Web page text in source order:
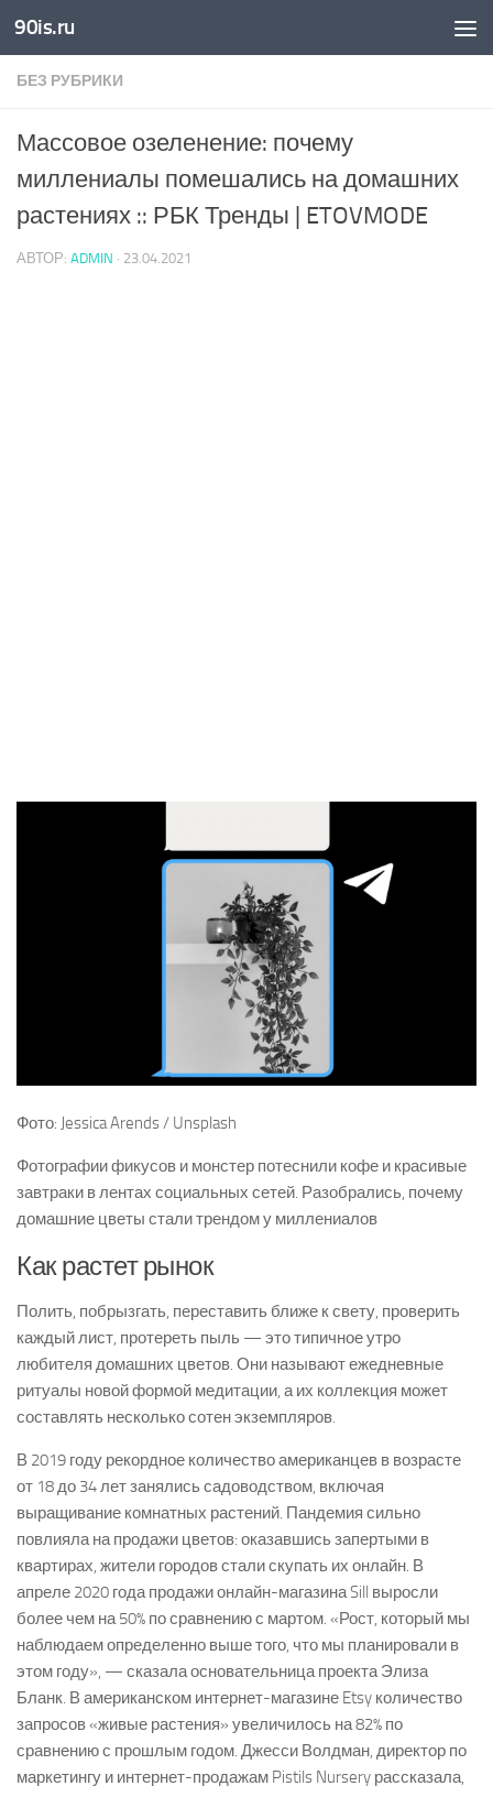
Skip to content
90is.ru
БЕЗ РУБРИКИ
Массовое озеленение: почему
миллениалы помешались на домашних
растениях :: РБК Тренды | ETOVMODE
АВТОР: ADMIN · 23.04.2021
Фото: Jessica Arends / Unsplash
Фотографии фикусов и монстер потеснили кофе и красивые
завтраки в лентах социальных сетей. Разобрались, почему
домашние цветы стали трендом у миллениалов
Как растет рынок
Полить, побрызгать, переставить ближе к свету, проверить
каждый лист, протереть пыль — это типичное утро
любителя домашних цветов. Они называют ежедневные
ритуалы новой формой медитации, а их коллекция может
составлять несколько сотен экземпляров.
В 2019 году рекордное количество американцев в возрасте
от 18 до 34 лет занялись садоводством, включая
выращивание комнатных растений. Пандемия сильно
повлияла на продажи цветов: оказавшись запертыми в
квартирах, жители городов стали скупать их онлайн. В
апреле 2020 года продажи онлайн-магазина Sill выросли
более чем на 50% по сравнению с мартом. «Рост, который мы
наблюдаем определенно выше того, что мы планировали в
этом году», — сказала основательница проекта Элиза
Бланк. В американском интернет-магазине Etsy количество
запросов «живые растения» увеличилось на 82% по
сравнению с прошлым годом. Джесси Волдман, директор по
маркетингу и интернет-продажам Pistils Nursery рассказала,